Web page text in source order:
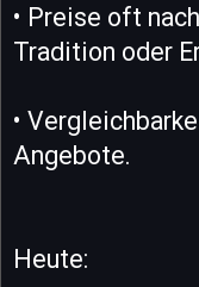
• Preise oft
Tradition oder
•
Angebote.
Heute: